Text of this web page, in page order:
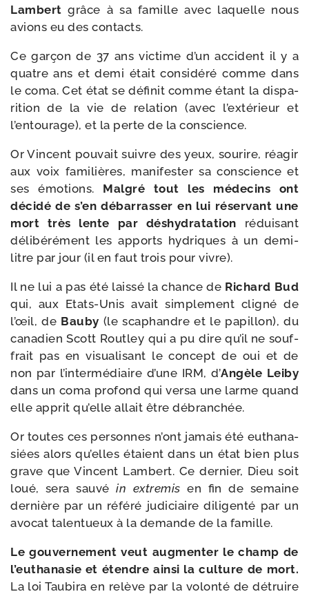
Lambert grâce à sa famille avec laquelle nous
avions eu des contacts.
Ce gar­çon de 37 ans vic­time d’un acci­dent il y a
quatre ans et demi était consi­dé­ré comme dans
le coma. Cet état se défi­nit comme étant la dis­pa­
ri­tion de la vie de rela­tion (avec l’extérieur et
l’entourage), et la perte de la conscience.
Or Vincent pou­vait suivre des yeux, sou­rire, réagir
aux voix fami­lières, mani­fes­ter sa conscience et
ses émo­tions. Malgré tout les méde­cins ont
déci­dé de s’en débar­ras­ser en lui réser­vant une
mort très lente par déshy­dra­ta­tion rédui­sant
déli­bé­ré­ment les apports hydriques à un demi-​
litre par jour (il en faut trois pour vivre).
Il ne lui a pas été lais­sé la chance de Richard Bud
qui, aux Etats-​Unis avait sim­ple­ment cli­gné de
l’œil, de Bauby (le sca­phandre et le papillon), du
cana­dien Scott Routley qui a pu dire qu’il ne souf­
frait pas en visua­li­sant le concept de oui et de
non par l’intermédiaire d’une IRM, d’Angèle Leiby
dans un coma pro­fond qui ver­sa une larme quand
elle apprit qu’elle allait être débranchée.
Or toutes ces per­sonnes n’ont jamais été eutha­na­
siées alors qu’elles étaient dans un état bien plus
grave que Vincent Lambert. Ce der­nier, Dieu soit
loué, sera sau­véin extre­mis en fin de semaine
der­nière par un réfé­ré judi­ciaire dili­gen­té par un
avo­cat talen­tueux à la demande de la famille.
Le gou­ver­ne­ment veut aug­men­ter le champ de
l’euthanasie et étendre ain­si la culture de mort.
La loi Taubira en relève par la volon­té de détruire